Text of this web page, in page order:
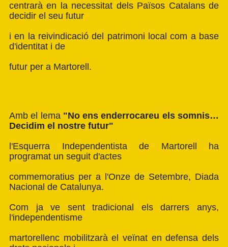
centrarà en la necessitat dels Països Catalans de
decidir el seu futur
i en la reivindicació del patrimoni local com a base
d'identitat i de
futur per a Martorell.
Amb el lema "No ens enderrocareu els somnis…
Decidim el nostre futur"
l'Esquerra Independentista de Martorell ha
programat un seguit d'actes
commemoratius per a l'Onze de Setembre, Diada
Nacional de Catalunya.
Com ja ve sent tradicional els darrers anys,
l'independentisme
martorellenc mobilitzarà el veïnat en defensa dels